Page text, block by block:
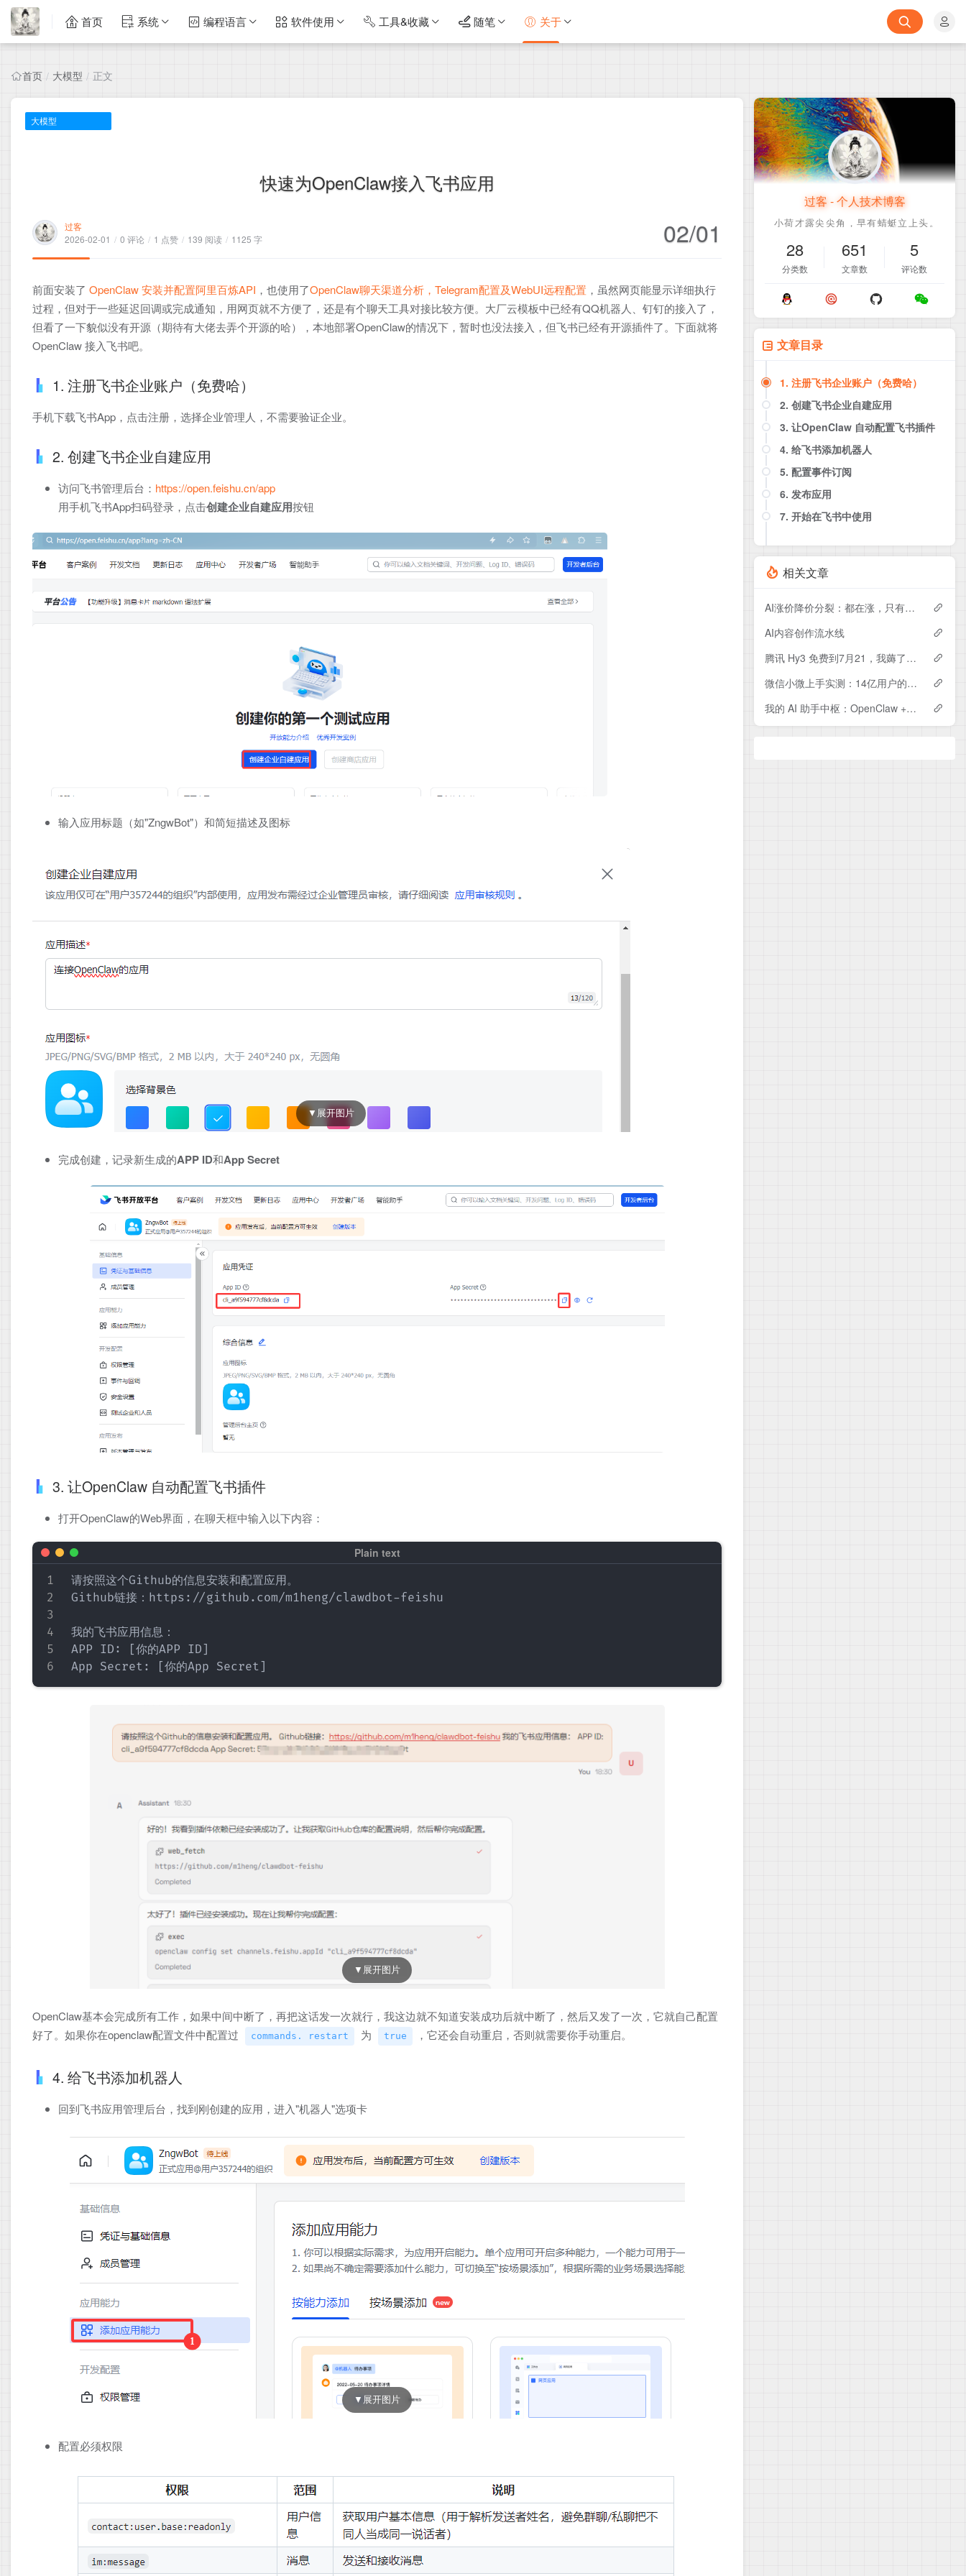
首页 系统 编程语言 软件使用 工具&收藏 随笔 关于
首页 / 大模型 / 正文
大模型
快速为OpenClaw接入飞书应用
过客
2026-02-01 / 0 评论 / 1 点赞 / 139 阅读 / 1125 字 02/01
前面安装了 OpenClaw 安装并配置阿里百炼API ，也使用了OpenClaw聊天渠道分析，Telegram配置及WebUI远程配置 ，虽然网页能显示详细执行
过程，但对于一些延迟回调或完成通知，用网页就不方便了，还是有个聊天工具对接比较方便。大厂云模板中已经有QQ机器人、钉钉的接入了，
但看了一下貌似没有开源（期待有大佬去弄个开源的哈），本地部署OpenClaw的情况下，暂时也没法接入，但飞书已经有开源插件了。下面就将
OpenClaw 接入飞书吧。
1. 注册飞书企业账户（免费哈）
手机下载飞书App，点击注册，选择企业管理人，不需要验证企业。
2. 创建飞书企业自建应用
访问飞书管理后台： https://open.feishu.cn/app
用手机飞书App扫码登录，点击创建企业自建应用按钮
输入应用标题（如"ZngwBot"）和简短描述及图标
完成创建，记录新生成的APP ID和App Secret
3. 让OpenClaw 自动配置飞书插件
打开OpenClaw的Web界面，在聊天框中输入以下内容：
请按照这个Github的信息安装和配置应用。
Github链接：https://github.com/m1heng/clawdbot-feishu
我的飞书应用信息：
APP ID: [你的APP ID]
OpenClaw基本会完成所有工作，如果中间中断了，再把这话发一次就行，我这边就不知道安装成功后就中断了，然后又发了一次，它就自己配置
好了。如果你在openclaw配置文件中配置过
commands. restart 为 true ，它还会自动重启，否则就需要你手动重启。
4. 给飞书添加机器人
回到飞书应用管理后台，找到刚创建的应用，进入"机器人"选项卡
配置必须权限
过客 - 个人技术博客
28
分类数
651
文章数
5
评论数
文章目录
1. 注册飞书企业账户（免费哈）
2. 创建飞书企业自建应用
3. 让OpenClaw 自动配置飞书插件
4. 给飞书添加机器人
5. 配置事件订阅
6. 发布应用
7. 开始在飞书中使用
相关文章
AI涨价降价分裂：都在涨，只有 OpenAI 在降
AI内容创作流水线
腾讯 Hy3 免费到7月21，我薅了几天，跟 DeepSeek/Kimi 比完说点真话
微信小微上手实测：14亿用户的微信，终于装上了 AI 大脑
我的 AI 助手中枢：OpenClaw + Hermes + Hindsight 怎么搭起来的